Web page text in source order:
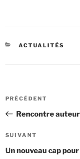
CATÉGORIES
ACTUALITÉS
Navigation
l’article
Article
précédent
PRÉCÉDENT
Rencontre
Article
suivant
SUIVANT
Un nouveau cap